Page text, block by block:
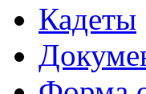
Кадеты